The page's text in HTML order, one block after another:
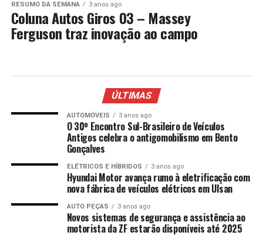
RESUMO DA SEMANA 3 anos ago
Coluna Autos Giros 03 – Massey
Ferguson traz inovação ao campo
ÚLTIMAS
AUTOMÓVEIS 3 anos ago
O 30º Encontro Sul-Brasileiro de Veículos
Antigos celebra o antigomobilismo em Bento
Gonçalves
ELÉTRICOS E HÍBRIDOS 3 anos ago
Hyundai Motor avança rumo à eletrificação com
nova fábrica de veículos elétricos em Ulsan
AUTO PEÇAS 3 anos ago
Novos sistemas de segurança e assistência ao
motorista da ZF estarão disponíveis até 2025